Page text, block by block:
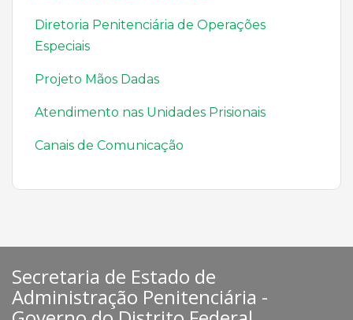
Diretoria Penitenciária de Operações
Especiais
Projeto Mãos Dadas
Atendimento nas Unidades Prisionais
Canais de Comunicação
Secretaria de Estado de
Administração Penitenciária -